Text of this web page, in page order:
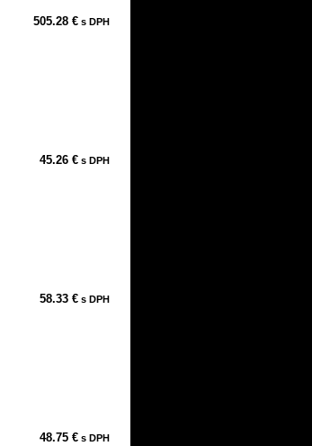
505.28 € s DPH
45.26 € s DPH
58.33 € s DPH
48.75 € s DPH